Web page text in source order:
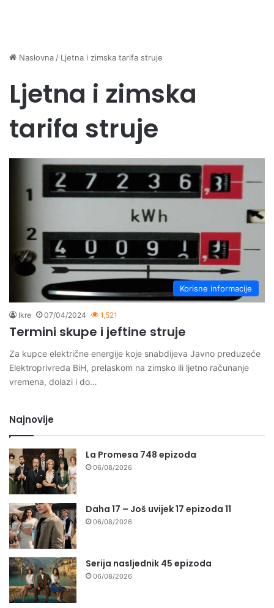
Naslovna / Ljetna i zimska tarifa struje
Ljetna i zimska
tarifa struje
Korisne informacije
Ikre 07/04/2024 1,521
Termini skupe i jeftine struje
Za kupce električne energije koje snabdijeva Javno preduzeće
Elektroprivreda BiH, prelaskom na zimsko ili ljetno računanje
vremena, dolazi i do…
Najnovije
La Promesa 748 epizoda
06/08/2026
Daha 17 – Još uvijek 17 epizoda 11
06/08/2026
Serija nasljednik 45 epizoda
06/08/2026